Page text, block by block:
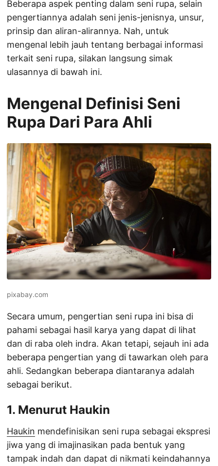
Beberapa aspek penting dalam seni rupa, selain
pengertiannya adalah seni jenis-jenisnya, unsur,
prinsip dan aliran-alirannya. Nah, untuk
mengenal lebih jauh tentang berbagai informasi
terkait seni rupa, silakan langsung simak
ulasannya di bawah ini.
Mengenal Definisi Seni
Rupa Dari Para Ahli
pixabay.com
Secara umum, pengertian seni rupa ini bisa di
pahami sebagai hasil karya yang dapat di lihat
dan di raba oleh indra. Akan tetapi, sejauh ini ada
beberapa pengertian yang di tawarkan oleh para
ahli. Sedangkan beberapa diantaranya adalah
sebagai berikut.
1. Menurut Haukin
Haukin mendefinisikan seni rupa sebagai ekspresi
jiwa yang di imajinasikan pada bentuk yang
tampak indah dan dapat di nikmati keindahannya